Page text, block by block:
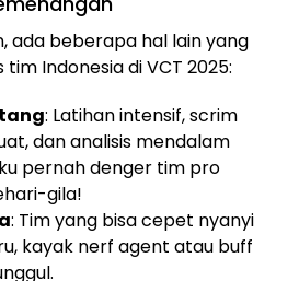
ada beberapa hal lain yang
Indonesia di VCT 2025:
: Latihan intensif, scrim
dan analisis mendalam
pernah denger tim pro
gila!
: Tim yang bisa cepet nyanyi
kayak nerf agent atau buff